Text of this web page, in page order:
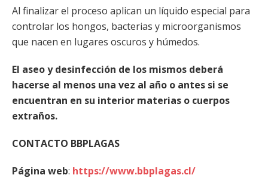
Al finalizar el proceso aplican un líquido especial para
controlar los hongos, bacterias y microorganismos
que nacen en lugares oscuros y húmedos.
El aseo y desinfección de los mismos deberá
hacerse al menos una vez al año o antes si se
encuentran en su interior materias o cuerpos
extraños.
CONTACTO BBPLAGAS
Página web: https://www.bbplagas.cl/